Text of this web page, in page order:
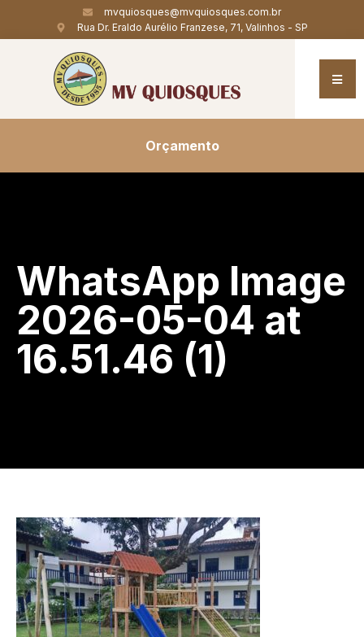
mvquiosques@mvquiosques.com.br
Rua Dr. Eraldo Aurélio Franzese, 71, Valinhos - SP
Orçamento
WhatsApp Image
2026-05-04 at
16.51.46 (1)